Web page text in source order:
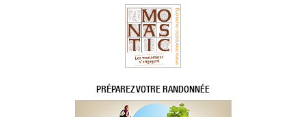
PRÉPAREZ VOTRE RANDONNÉE